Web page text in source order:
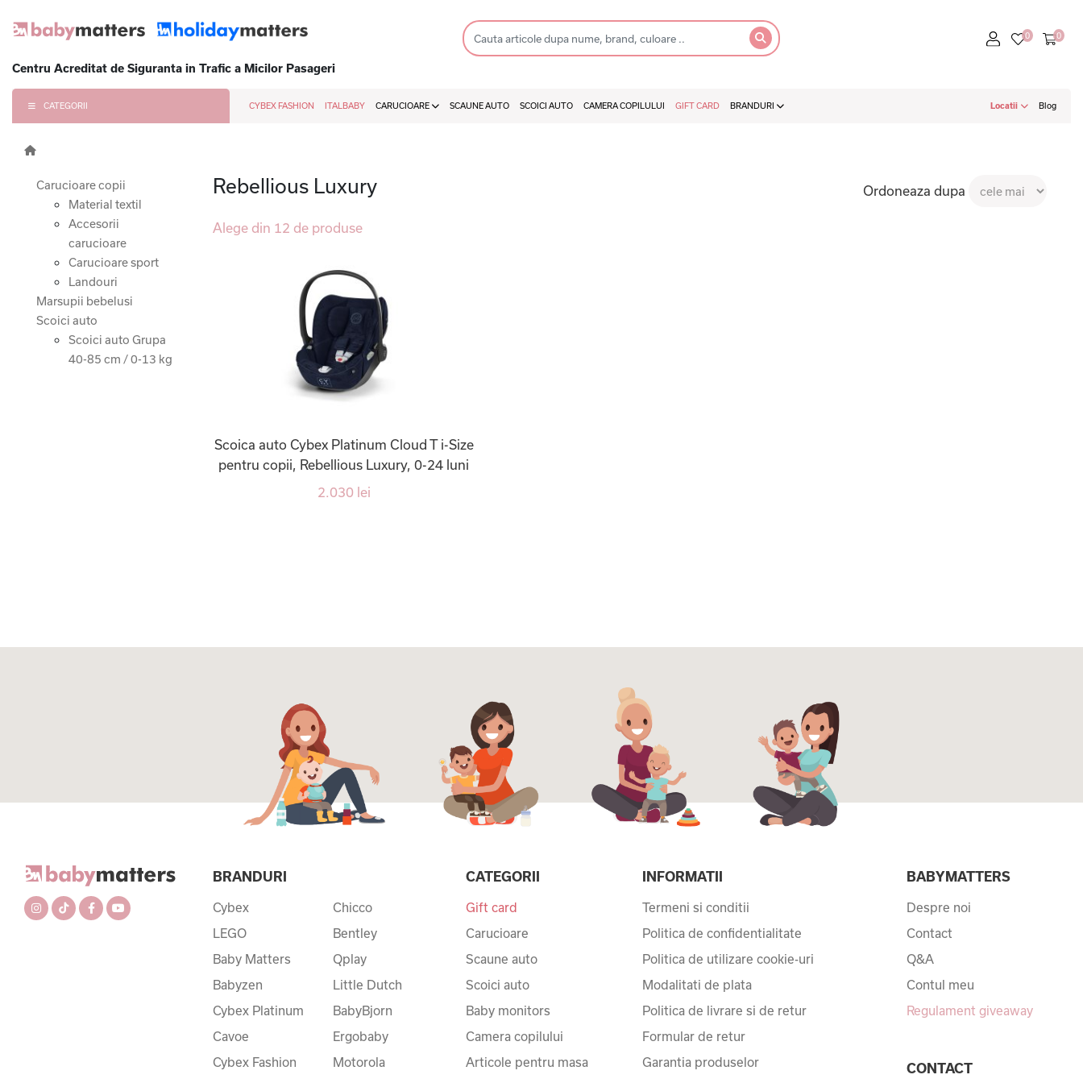
Centru Acreditat de Siguranta in Trafic a Micilor Pasageri
CATEGORII CYBEX FASHION ITALBABY CARUCIOARE SCAUNE AUTO SCOICI AUTO CAMERA COPILULUI GIFT CARD BRANDURI Locatii Blog
Carucioare copii
Material textil
Accesorii
carucioare
Carucioare sport
Landouri
Marsupii bebelusi
Scoici auto
Scoici auto Grupa
40-85 cm / 0-13 kg
Rebellious Luxury Ordoneaza dupa
Alege din 12 de produse
Scoica auto Cybex Platinum Cloud T i-Size
pentru copii, Rebellious Luxury, 0-24 luni
2.030 lei
BRANDURI
Cybex
LEGO
Baby Matters
Babyzen
Cybex Platinum
Cavoe
Cybex Fashion
Chicco
Bentley
Qplay
Little Dutch
BabyBjorn
Ergobaby
Motorola
CATEGORII
Gift card
Carucioare
Scaune auto
Scoici auto
Baby monitors
Camera copilului
Articole pentru masa
INFORMATII
Termeni si conditii
Politica de confidentialitate
Politica de utilizare cookie-uri
Modalitati de plata
Politica de livrare si de retur
Formular de retur
Garantia produselor
BABYMATTERS
Despre noi
Contact
Q&A
Contul meu
Regulament giveaway
CONTACT